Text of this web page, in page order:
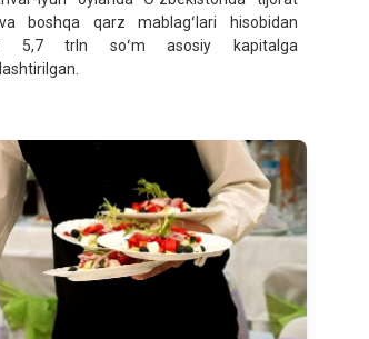
boshqa qarz mablagʻlari hisobidan
5,7 trln soʻm asosiy kapitalga